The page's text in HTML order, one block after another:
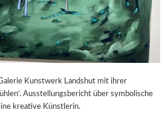
T
U
R
-
B
O
G
Z
U
P
E
D
O
A
L
Kunstwerk Landshut mit ihrer
Ausstellungsbericht über symbolische
kreative Künstlerin.